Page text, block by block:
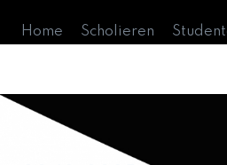
Home Scholieren